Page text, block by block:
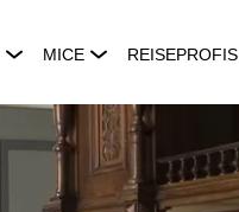
MICE REISEPROFIS